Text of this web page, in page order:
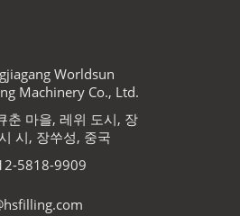
Worldsun
Machinery Co., Ltd.
춘 마을, 레위 도시, 장
시, 장쑤성, 중국
5818-9909